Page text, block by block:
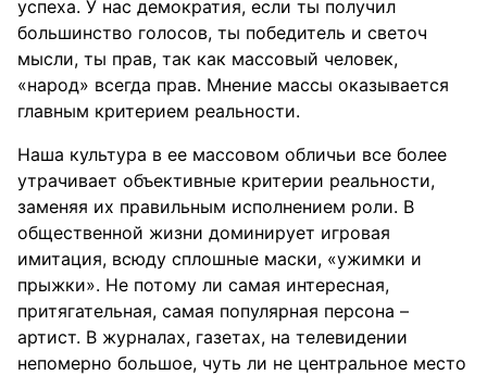
успеха. У нас демократия, если ты получил
большинство голосов, ты победитель и светоч
мысли, ты прав, так как массовый человек,
«народ» всегда прав. Мнение массы оказывается
главным критерием реальности.
Наша культура в ее массовом обличьи все более
утрачивает объективные критерии реальности,
заменяя их правильным исполнением роли. В
общественной жизни доминирует игровая
имитация, всюду сплошные маски, «ужимки и
прыжки». Не потому ли самая интересная,
притягательная, самая популярная персона –
артист. В журналах, газетах, на телевидении
непомерно большое, чуть ли не центральное место